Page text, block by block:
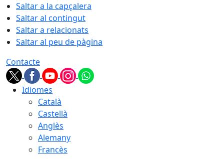
Saltar a la capçalera
Saltar al contingut
Saltar a relacionats
Saltar al peu de pàgina
Contacte
Idiomes
Català
Castellà
Anglès
Alemany
Francès